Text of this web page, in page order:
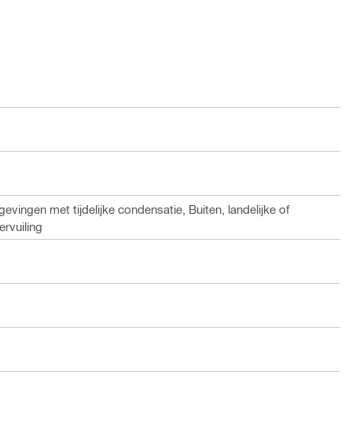
met tijdelijke condensatie, Buiten, landelijke of